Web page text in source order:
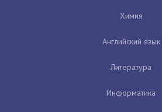
Химия
Английский язык
Литература
Информатика